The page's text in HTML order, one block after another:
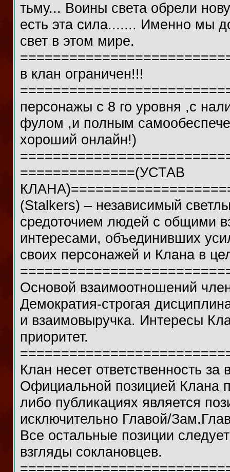
тьму... Воины света обрели
есть эта сила....... Именно мы
свет в этом мире.
в клан ограничен!!!
персонажы с 8 го уровня ,с
фулом ,и полным
хороший онлайн!)
==============(УСТАВ
(Stalkers) – независимый
средоточием людей с общими
интересами, объединивших
своих персонажей и Клана в
Основой взаимоотношений
Демократия-строгая
и взаимовыручка. Интересы
приоритет.
Клан несет ответственность
Официальной позицией Клана
либо публикациях является
исключительно Главой/
Все остальные позиции
взгляды соклановцев.